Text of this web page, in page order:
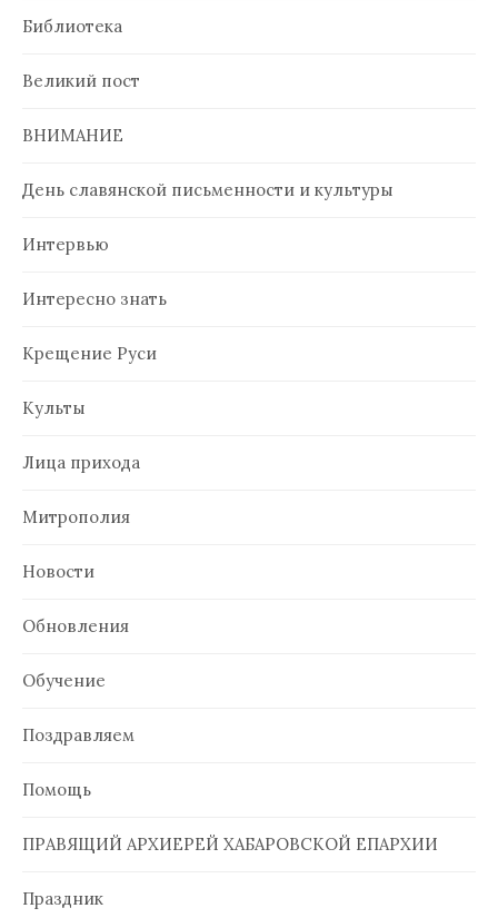
Библиотека
Великий пост
ВНИМАНИЕ
День славянской письменности и культуры
Интервью
Интересно знать
Крещение Руси
Культы
Лица прихода
Митрополия
Новости
Обновления
Обучение
Поздравляем
Помощь
ПРАВЯЩИЙ АРХИЕРЕЙ ХАБАРОВСКОЙ ЕПАРХИИ
Праздник